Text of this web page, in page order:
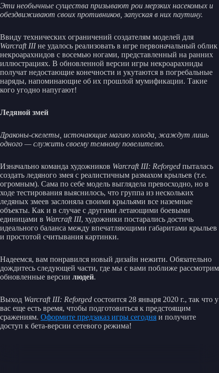
Эти необычные существа призывают рои мерзких насекомых и
обездвиживают своих противников, запуская в них паутину.
Ввиду технических ограничений создателям моделей для
Warcraft IIIне удалось реализовать в игре первоначальный облик
некроарахнидов с восемью ногами, представленный на ранних
иллюстрациях. В обновленной версии игры некроарахниды
получат недостающие конечности и укутаются в погребальные
наряды, напоминающие об их прошлой мумификации. Такие
кого угодно напугают!
Ледяной змей
Драконы-скелеты, источающие магию холода, жаждут лишь
одного — служить своему темному повелителю.
Изначально команда художников Warcraft III: Reforged пыталась
создать ледяного змея с реалистичным размахом крыльев (т.е.
огромным). Сама по себе модель выглядела превосходно, но в
ходе тестирования выяснилось, что группа из нескольких
ледяных змеев заслоняла своими крыльями все наземные
объекты. Как и в случае с другими летающими боевыми
единицами в Warcraft III, художники постарались достичь
идеального баланса между впечатляющими габаритами крыльев
и простотой считывания картинки.
Надеемся, вам понравился новый дизайн нежити. Обязательно
дождитесь следующей части, где мы с вами поближе рассмотрим
обновленные версии людей.
Выход Warcraft III: Reforged состоится 28 января 2020 г., так что у
вас еще есть время, чтобы подготовиться к предстоящим
сражениям. Оформите предзаказ игры сегодня и получите
доступ к бета-версии сетевого режима!